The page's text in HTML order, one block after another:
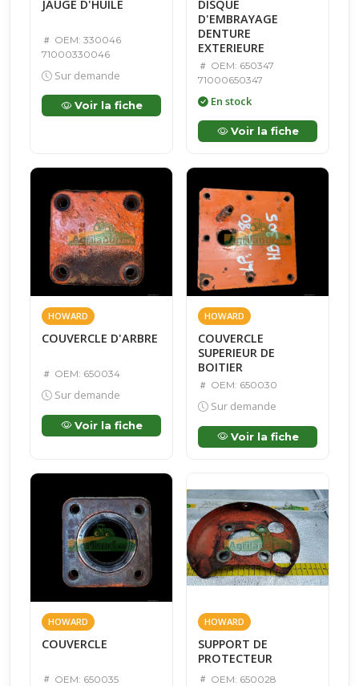
JAUGE D'HUILE
OEM: 330046
71000330046
Sur demande
Voir la fiche
DISQUE
D'EMBRAYAGE
DENTURE
EXTERIEURE
OEM: 650347
71000650347
En stock
Voir la fiche
HOWARD
COUVERCLE D'ARBRE
OEM: 650034
Sur demande
Voir la fiche
HOWARD
COUVERCLE
SUPERIEUR DE
BOITIER
OEM: 650030
Sur demande
Voir la fiche
HOWARD
COUVERCLE
OEM: 650035
HOWARD
SUPPORT DE
PROTECTEUR
OEM: 650028